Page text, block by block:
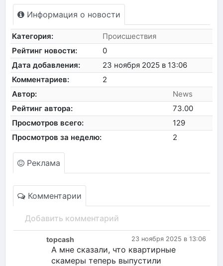
Информация о новости
Категория:
Происшествия
Рейтинг новости:
0
Дата добавления:
23 ноября 2025 в 13:06
Комментариев:
2
Автор:
News
Рейтинг автора:
73.00
Просмотров всего:
129
Просмотров за неделю:
2
Реклама
Комментарии
Добавить комментарий
23 ноября 2025 в 13:06
topcash
А мне сказали, что квартирные
скамеры теперь выпустили